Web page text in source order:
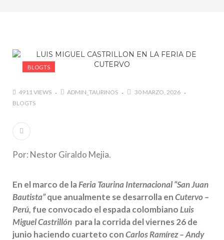
#LA COLOMBIA TAURINA SE VISTE DE LUCES EN
BOGOTA
BLOGTS
4911 VIEWS ADMIN_TAURINOS
30 MARZO, 2026
BLOGTS
Por: Nestor Giraldo Mejia.
En el marco de laFeria Taurina Internacional “San Juan
Bautista”que anualmente se desarrolla enCutervo –
Perú, fue convocado el espada colombianoLuis
Miguel Castrillón para la corrida del viernes 26 de
junio haciendo cuarteto conCarlos Ramírez – Andy